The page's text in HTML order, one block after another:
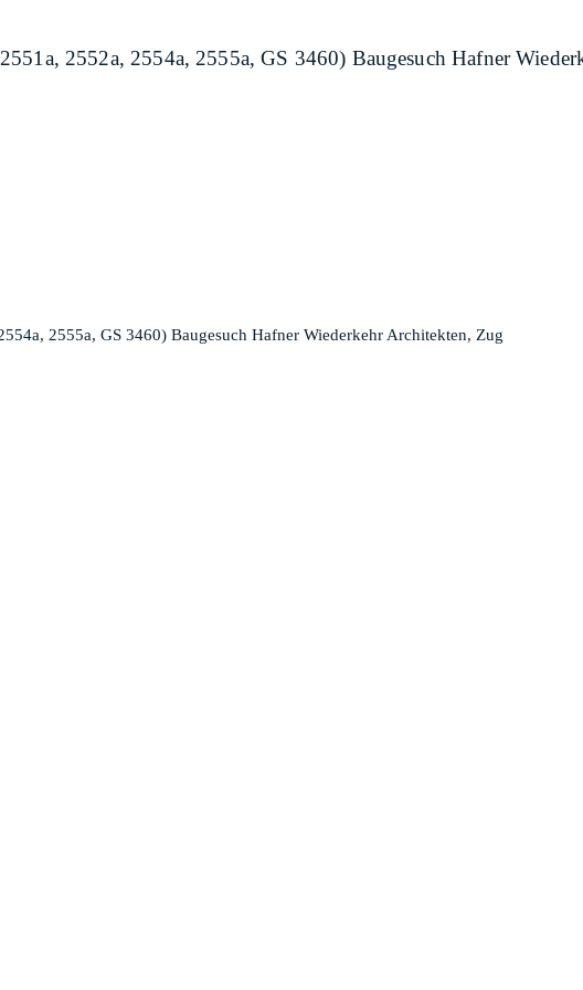
2552a, 2554a, 2555a, GS 3460) Baugesuch Hafner
2555a, GS 3460) Baugesuch Hafner Wiederkehr Architekten, Zug